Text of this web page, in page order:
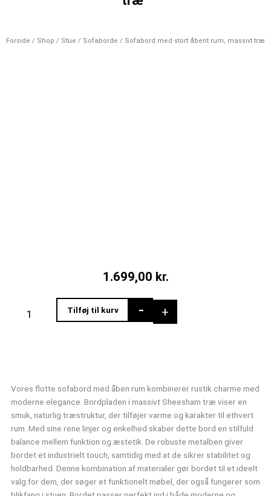
Forside / Shop / Stue / Sofaborde / Sofabord med stort åbent rum, massivt træ
1.699,00 kr.
-
antal
+
Tilføj til kurv
Vores flotte sofabord med åben rum kombinerer rustik charme med
moderne elegance. Bordpladen i massivt Sheesham træ viser en
smuk, naturlig træstruktur, der tilføjer varme og karakter til ethvert
rum. Med sine rene linjer og enkelhed skaber dette bord en stilfuld
balance mellem funktion og æstetik. De robuste metalben giver
bordet et industrielt touch, samtidig med at de sikrer stabilitet og
holdbarhed. Denne kombination af materialer gør bordet til et ideelt
valg for dem, der søger et funktionelt møbel, der også fungerer som